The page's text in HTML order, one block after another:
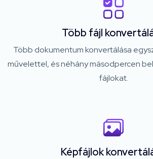
Több fájl
Több dokumentum konvertálása
művelettel, és néhány másodpercen
fájlokat.
Képfájlok